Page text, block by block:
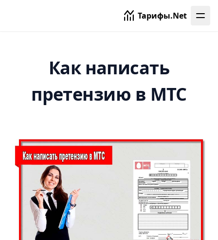
Тарифы.Net
Оренбург
Пенза
Пермь
Раменское
Реутов
Как написать
претензию в МТС